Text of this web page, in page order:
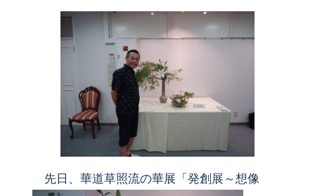
先日、華道草照流の華展「発創展～想像